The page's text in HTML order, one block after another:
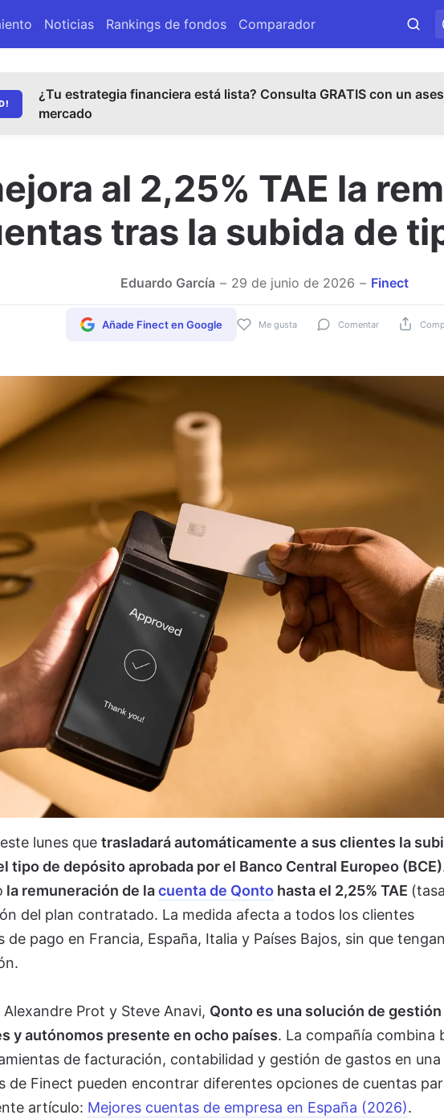
Noticias Rankings de fondos Comparador
¿Tu estrategia financiera está lista? Consulta GRATIS con un
mercado
al 2,25% TAE la
tras la subida de
Eduardo García 29 de junio de 2026 Finect
Me gusta Comentar
Añade Finect en Google
lunes que trasladará automáticamente a sus clientes la
tipo de depósito aprobada por el Banco Central Europeo (BCE)
la remuneración de lacuenta de Qonto hasta el 2,25% TAE
del plan contratado. La medida afecta a todos los clientes
de pago en Francia, España, Italia y Países Bajos, sin que
Prot y Steve Anavi, Qonto es una solución de gestión
y autónomos presente en ocho países. La compañía combina
de facturación, contabilidad y gestión de gastos en una
de Finect pueden encontrar diferentes opciones de cuentas
artículo: Mejores cuentas de empresa en España (2026).